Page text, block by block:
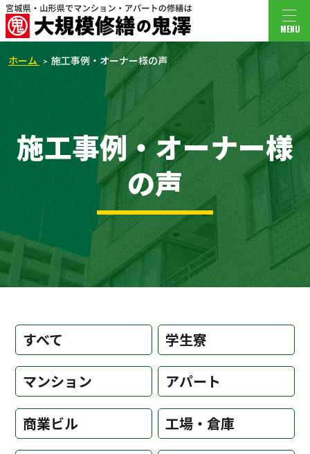
MENU
ホーム 施工事例・オーナー様の声
施工事例・オーナー様
の声
すべて 学生寮
マンション アパート
商業ビル 工場・倉庫